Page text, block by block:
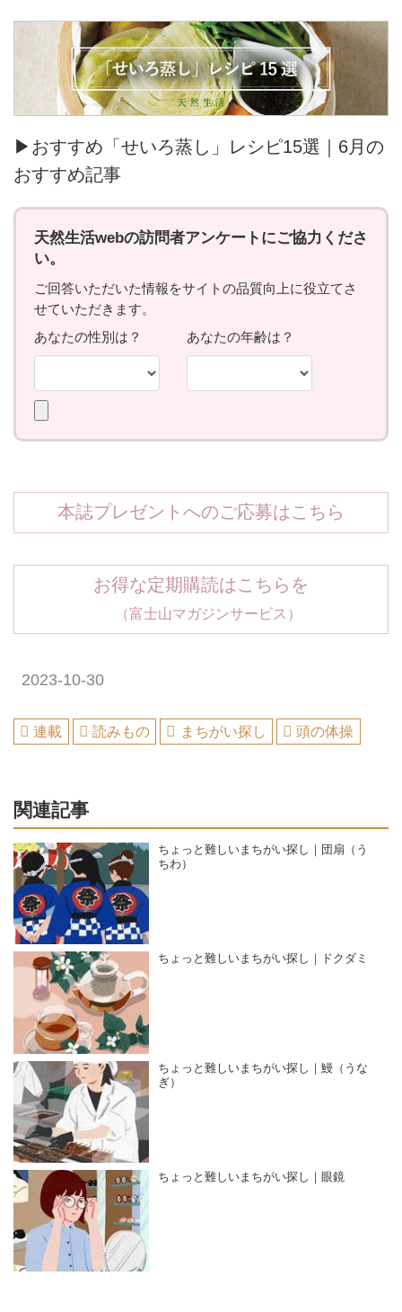
▶おすすめ「せいろ蒸し」レシピ15選｜6月の
おすすめ記事
本誌プレゼントへのご応募はこちら
お得な定期購読はこちらを
（富士山マガジンサービス）
2023-10-30
連載 読みもの まちがい探し 頭の体操
関連記事
ちょっと難しいまちがい探し｜団扇（う
ちわ）
ちょっと難しいまちがい探し｜ドクダミ
ちょっと難しいまちがい探し｜鰻（うな
ぎ）
ちょっと難しいまちがい探し｜眼鏡